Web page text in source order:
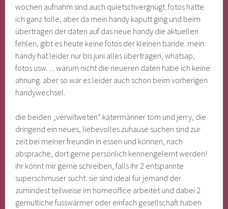
wochen aufnahm sind auch quietschvergnügt. fotos hatte
ich ganz tolle, aber da mein handy kaputt ging und beim
übertragen der daten auf das neue handy die aktuellen
fehlen, gibt es heute keine fotos der kleinen bande. mein
handy hat leider nur bis juni alles übertragen, whatsap,
fotos usw… warum nicht die neueren daten habe ich keine
ahnung. aber so war es leider auch schon beim vorherigen
handywechsel.
die beiden „verwitweten“ katermänner tom und jerry, die
dringend ein neues, liebevolles zuhause suchen sind zur
zeit bei meiner freundin in essen und können, nach
absprache, dort gerne persönlich kennengelernt werden!
ihr könnt mir gerne schreiben, falls ihr 2 entspannte
superschmuser sucht. sie sind ideal für jemand der
zumindest teilweise im homeoffice arbeitet und dabei 2
gemütliche fusswärmer oder einfach gesellschaft haben